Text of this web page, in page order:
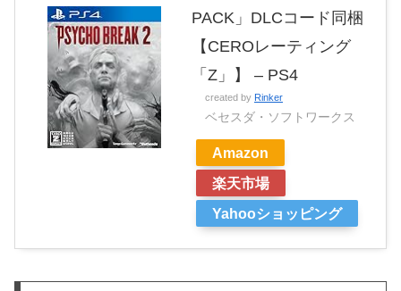
PACK」DLCコード同梱
【CEROレーティング
「Z」】 – PS4
created by Rinker
ベセスダ・ソフトワークス
Amazon
楽天市場
Yahooショッピング